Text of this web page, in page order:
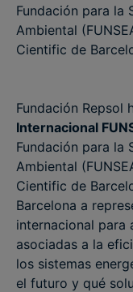
Fundación para la
Ambiental
Cientific de
Fundación Repsol
Internacional
Fundación para la
Ambiental
Cientific de
Barcelona a
internacional para
asociadas a la
los sistemas
el futuro y qué